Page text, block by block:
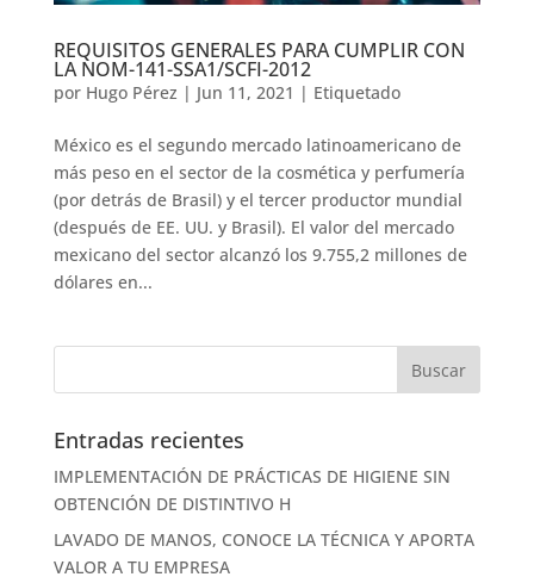
REQUISITOS GENERALES PARA CUMPLIR CON
LA NOM-141-SSA1/SCFI-2012
por Hugo Pérez | Jun 11, 2021 | Etiquetado
México es el segundo mercado latinoamericano de
más peso en el sector de la cosmética y perfumería
(por detrás de Brasil) y el tercer productor mundial
(después de EE. UU. y Brasil). El valor del mercado
mexicano del sector alcanzó los 9.755,2 millones de
dólares en...
Entradas recientes
IMPLEMENTACIÓN DE PRÁCTICAS DE HIGIENE SIN
OBTENCIÓN DE DISTINTIVO H
LAVADO DE MANOS, CONOCE LA TÉCNICA Y APORTA
VALOR A TU EMPRESA